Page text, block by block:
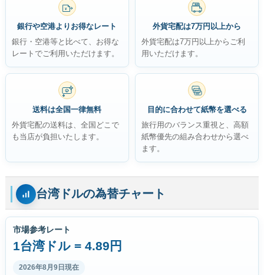
¥
銀行や空港よりお得なレート
銀行・空港等と比べて、お得な
レートでご利用いただけます。
無料
外貨宅配は7万円以上から
外貨宅配は7万円以上からご利
用いただけます。
$
送料は全国一律無料
外貨宅配の送料は、全国どこで
も当店が負担いたします。
目的に合わせて紙幣を選べる
旅行用のバランス重視と、高額
紙幣優先の組み合わせから選べ
ます。
台湾ドルの為替チャート
市場参考レート
1台湾ドル = 4.89円
2026年8月9日現在